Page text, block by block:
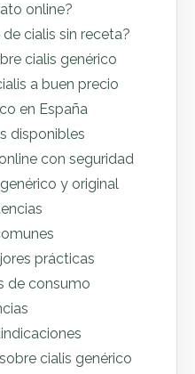
online?
cialis sin receta?
cialis genérico
a buen precio
en España
disponibles
con seguridad
y original
prácticas
de consumo
cialis genérico